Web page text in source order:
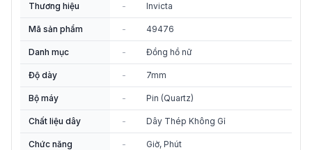
Thương hiệu - Invicta
Mã sản phẩm - 49476
Danh mục - Đồng hồ nữ
Độ dày - 7mm
Bộ máy - Pin (Quartz)
Chất liệu dây - Dây Thép Không Gỉ
Chức năng - Giờ, Phút